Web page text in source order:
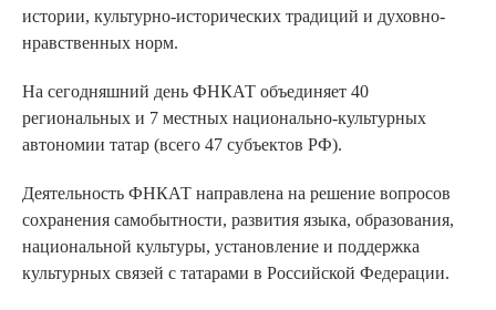
истории, культурно-исторических традиций и духовно-
нравственных норм.
На сегодняшний день ФНКАТ объединяет 40
региональных и 7 местных национально-культурных
автономии татар (всего 47 субъектов РФ).
Деятельность ФНКАТ направлена на решение вопросов
сохранения самобытности, развития языка, образования,
национальной культуры, установление и поддержка
культурных связей с татарами в Российской Федерации.